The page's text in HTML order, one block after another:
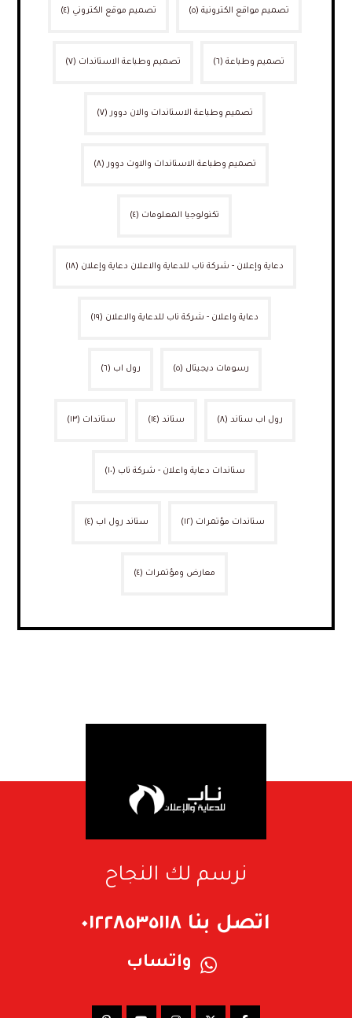
تصميم مواقع الكترونية (٥) تصميم موقع الكتروني (٤)
تصميم وطباعة (٦) تصميم وطباعة الاستاندات (٧)
تصميم وطباعة الاستاندات والان دوور (٧)
تصميم وطباعة الاستاندات والاوت دوور (٨)
تكنولوجيا المعلومات (٤)
دعاية وإعلان - شركة ناب للدعاية والاعلان دعاية وإعلان (١٨)
دعاية واعلان - شركة ناب للدعاية والاعلان (١٩)
رسومات ديجيتال (٥) رول اب (٦)
رول اب ستاند (٨) ستاند (١٤) ستاندات (١٣)
ستاندات دعاية واعلان - شركة ناب (١٠)
ستاندات مؤتمرات (١٢) ستاند رول اب (٤)
معارض ومؤتمرات (٤)
نرسم لك النجاح
اتصل بنا ٠١٢٢٨٥٣٥١١٨
واتساب